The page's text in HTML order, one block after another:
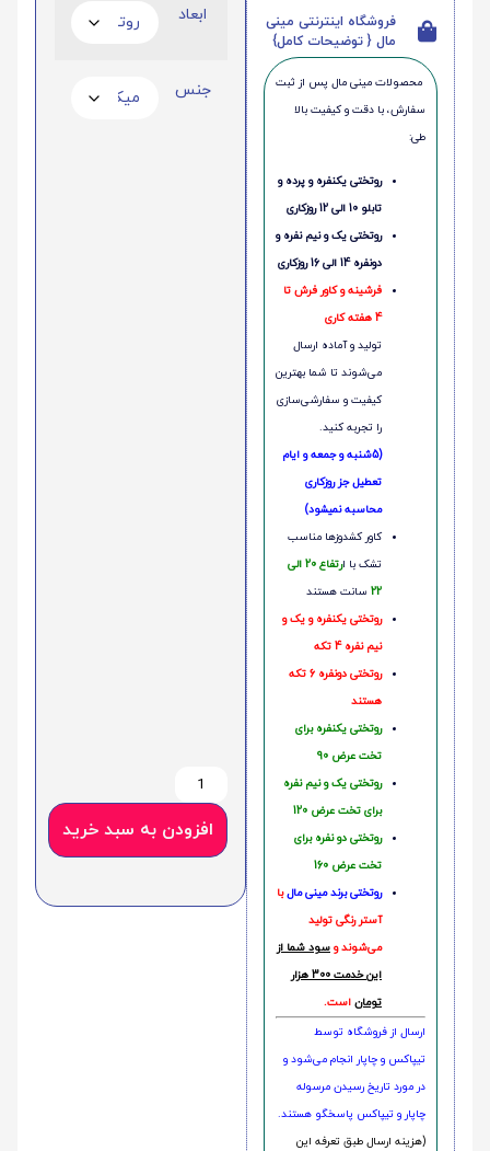
فروشگاه اینترنتی مینی
مال { توضیحات کامل}
محصولات مینی‌ مال پس از ثبت
سفارش، با دقت و کیفیت بالا
طی:
روتختی یکنفره و پرده و
تابلو 10 الی 12 روزکاری
روتختی یک و نیم نفره و
دونفره 14 الی 16 روزکاری
فرشینه و کاور فرش تا
4 هفته کاری
تولید و آماده ارسال
می‌شوند تا شما بهترین
کیفیت و سفارشی‌سازی
را تجربه کنید.
(5شنبه و جمعه و ایام
تعطیل جز روزکاری
محاسبه نمیشود)
کاور کشدوزها مناسب
تشک با ا
رتفاع 20 الی
22 سانت هستند
روتختی یکنفره و یک و
نیم نفره 4 تکه
روتختی دونفره 6 تکه
هستند
روتختی یکنفره برای
تخت عرض 90
روتختی یک و نیم نفره
برای تخت عرض 120
روتختی دو نفره برای
تخت عرض 160
روتختی‌ برند مینی مالبا
آستر رنگی تولید
می‌شوند و سود شما از
این خدمت 300 هزار
تومان است.
ارسال از فروشگاه توسط
تیپاکس و چاپار انجام می‌شود و
در مورد تاریخ رسیدن مرسوله
چاپار و تیپاکس پاسخگو هستند.
(هزینه ارسال طبق تعرفه این
ابعاد
جنس
افزودن به سبد خرید